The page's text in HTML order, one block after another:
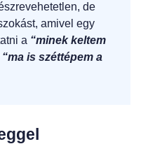
de
amivel egy
a “minek keltem
“ma is széttépem a